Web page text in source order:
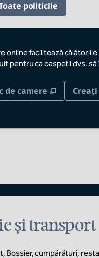
politicile
online facilitează
pentru ca oaspeții dvs. să
de camere ,
și transport
Bossier, cumpărături,